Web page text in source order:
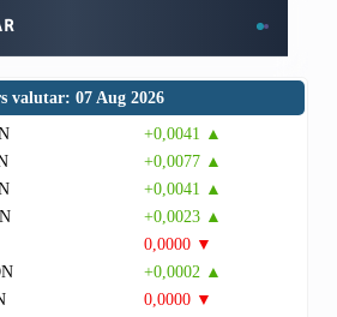
valutar: 07 Aug 2026
+0,0041 ▲
+0,0077 ▲
+0,0041 ▲
+0,0023 ▲
0,0000 ▼
+0,0002 ▲
0,0000 ▼